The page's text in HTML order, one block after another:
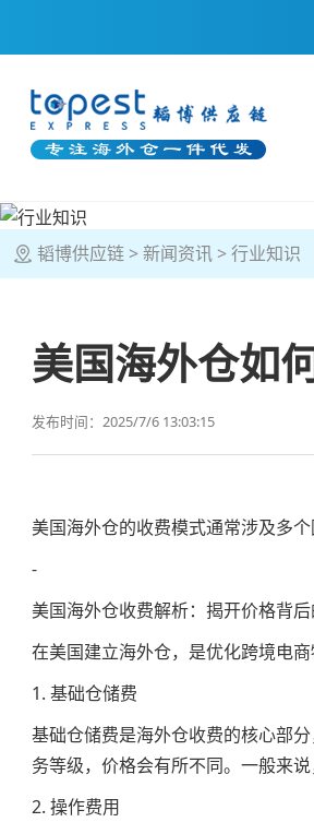
韬博供应链 新闻资讯 行业知识
美国海外仓如
发布时间：2025/7/6 13:03:15
美国海外仓的收费模式通常涉及多
-
美国海外仓收费解析：揭开价格背
在美国建立海外仓，是优化跨境电
1. 基础仓储费
基础仓储费是海外仓收费的核心部
务等级，价格会有所不同。一般来
2. 操作费用